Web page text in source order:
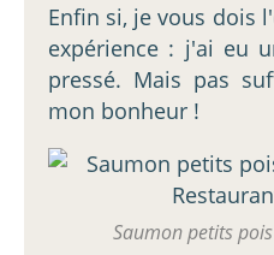
Enfin si, je vous dois
expérience : j'ai eu
pressé. Mais pas
mon bonheur !
Saumon petits